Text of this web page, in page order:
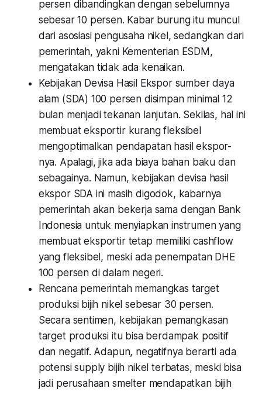
persen dibandingkan dengan sebelumnya
sebesar 10 persen. Kabar burung itu muncul
dari asosiasi pengusaha nikel, sedangkan dari
pemerintah, yakni Kementerian ESDM,
mengatakan tidak ada kenaikan.
Kebijakan Devisa Hasil Ekspor sumber daya
alam (SDA) 100 persen disimpan minimal 12
bulan menjadi tekanan lanjutan. Sekilas, hal ini
membuat eksportir kurang fleksibel
mengoptimalkan pendapatan hasil ekspor-
nya. Apalagi, jika ada biaya bahan baku dan
sebagainya. Namun, kebijakan devisa hasil
ekspor SDA ini masih digodok, kabarnya
pemerintah akan bekerja sama dengan Bank
Indonesia untuk menyiapkan instrumen yang
membuat eksportir tetap memiliki cashflow
yang fleksibel, meski ada penempatan DHE
100 persen di dalam negeri.
Rencana pemerintah memangkas target
produksi bijih nikel sebesar 30 persen.
Secara sentimen, kebijakan pemangkasan
target produksi itu bisa berdampak positif
dan negatif. Adapun, negatifnya berarti ada
potensi supply bijih nikel terbatas, meski bisa
jadi perusahaan smelter mendapatkan bijih